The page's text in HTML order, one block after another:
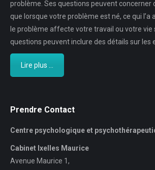
problème. Ses questions peuvent concerner
que lorsque votre problème est né, ce qui l’a
le problème affecte votre travail ou votre vie
questions peuvent inclure des détails sur les
Lire plus ...
Prendre Contact
Centre psychologique et
Cabinet Ixelles Maurice
Avenue Maurice 1,